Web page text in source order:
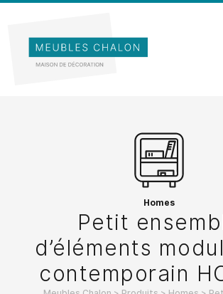
Homes
Petit
d’éléments
contemporain